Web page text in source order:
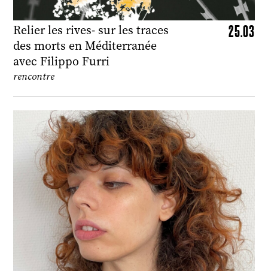
Relier les rives- sur les traces
des morts en Méditerranée
avec Filippo Furri
25.03
rencontre